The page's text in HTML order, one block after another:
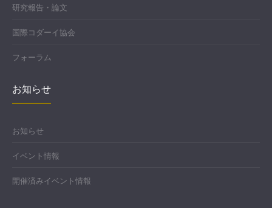
研究報告・論文
国際コダーイ協会
フォーラム
お知らせ
お知らせ
イベント情報
開催済みイベント情報